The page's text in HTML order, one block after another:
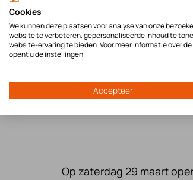
Op zaterdag 29 maart
Cookies
We kunnen deze plaatsen voor analyse van onze
website te verbeteren, gepersonaliseerde inhoud te
website-ervaring te bieden. Voor meer informatie over
opent u de instellingen.
Accepteer